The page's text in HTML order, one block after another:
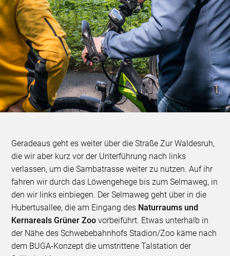
Geradeaus geht es weiter über die Straße Zur Waldesruh,
die wir aber kurz vor der Unterführung nach links
verlassen, um die Sambatrasse weiter zu nutzen. Auf ihr
fahren wir durch das Löwengehege bis zum Selmaweg, in
den wir links einbiegen. Der Selmaweg geht über in die
Hubertusallee, die am Eingang des Naturraums und
Kernareals Grüner Zoo vorbeiführt. Etwas unterhalb in
der Nähe des Schwebebahnhofs Stadion/Zoo käme nach
dem BUGA-Konzept die umstrittene Talstation der